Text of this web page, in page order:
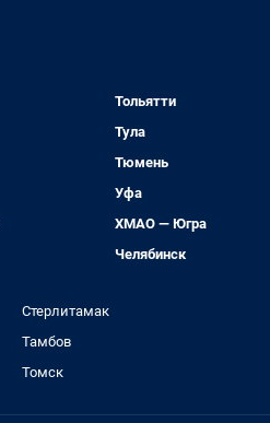
Тольятти
Тула
Тюмень
Уфа
ХМАО — Югра
Челябинск
Стерлитамак
Тамбов
Томск